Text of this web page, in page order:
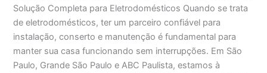
Solução Completa para Eletrodomésticos Quando se trata
de eletrodomésticos, ter um parceiro confiável para
instalação, conserto e manutenção é fundamental para
manter sua casa funcionando sem interrupções. Em São
Paulo, Grande São Paulo e ABC Paulista, estamos à